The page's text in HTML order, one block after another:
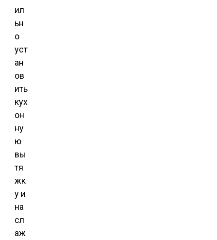
ил
ьн
о
уст
ан
ов
ить
кух
он
ну
ю
вы
тя
жк
у и
на
сл
аж